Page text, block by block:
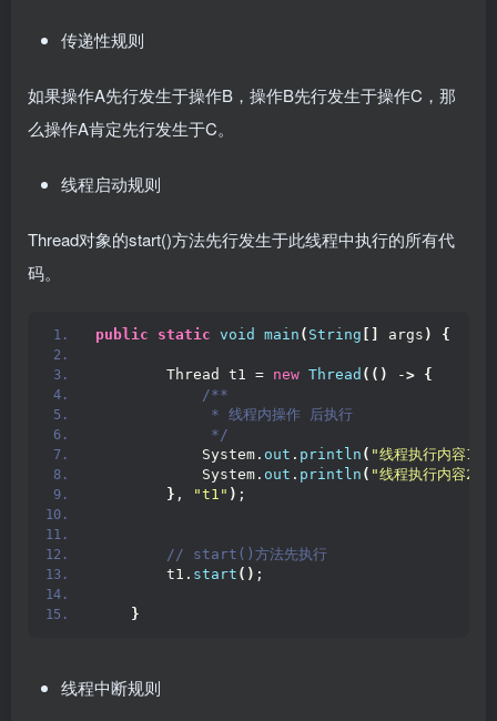
传递性规则
如果操作A先行发生于操作B，操作B先行发生于操作C，那
么操作A肯定先行发生于C。
线程启动规则
Thread对象的start()方法先行发生于此线程中执行的所有代
码。
public static void main ( String args ) {
        Thread t1 =
new Thread (() -> {
/**
             * 线程内操作 后执行
             */
            System.
out . println ( "线程执行内容1"
            System.
out . println ( "线程执行内容2"
} , "t1" ) ;
// start()方法先执行
        t1.
start () ;
}
线程中断规则